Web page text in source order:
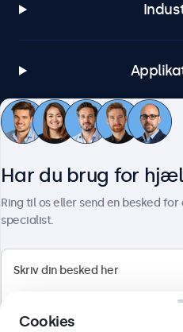
Herstedøstervej 27-29, unit
Har du brug for
Ring til os eller send en besked
specialist.
Cookies